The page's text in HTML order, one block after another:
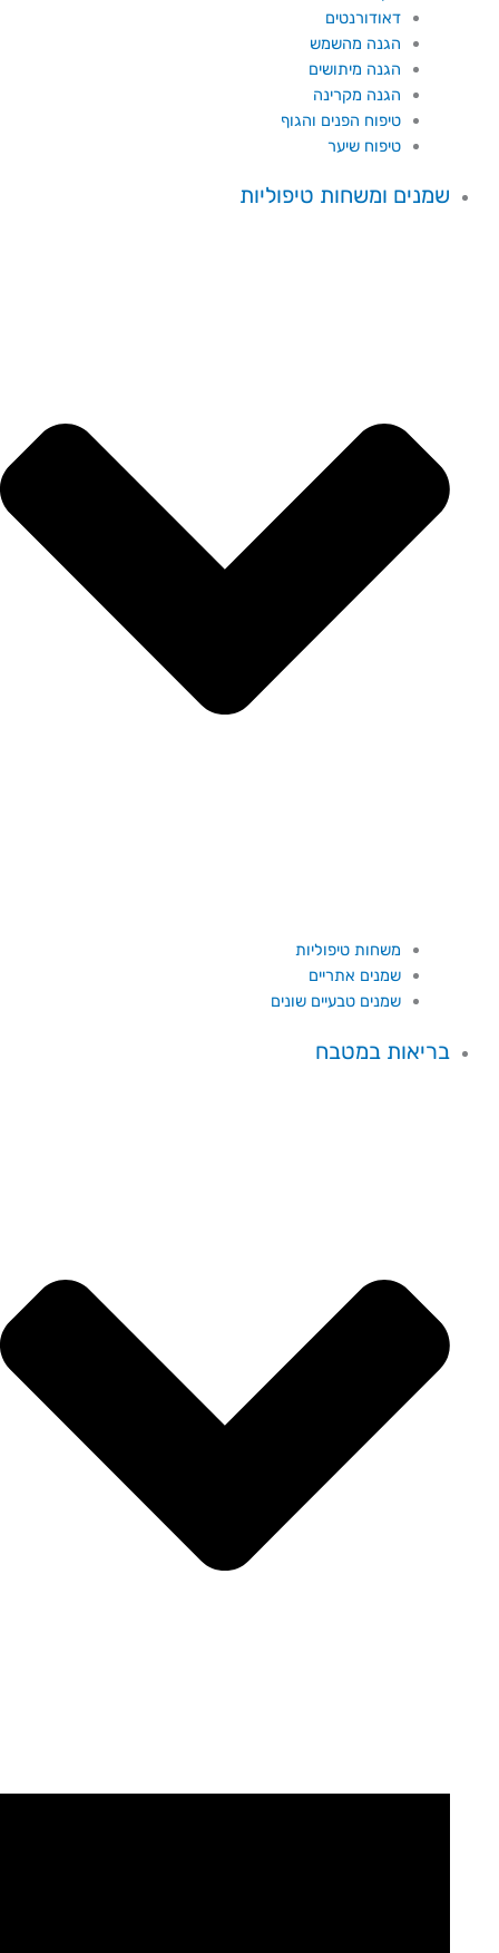
דאודורנטים
הגנה מהשמש
הגנה מיתושים
הגנה מקרינה
טיפוח הפנים והגוף
טיפוח שיער
שמנים ומשחות טיפוליות
משחות טיפוליות
שמנים אתריים
שמנים טבעיים שונים
בריאות במטבח